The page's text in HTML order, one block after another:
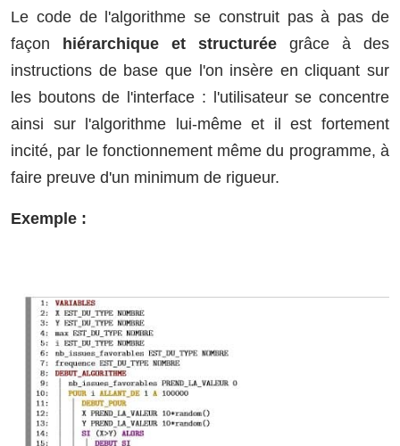
Le code de l'algorithme se construit pas à pas de
façon hiérarchique et structurée grâce à des
instructions de base que l'on insère en cliquant sur
les boutons de l'interface : l'utilisateur se concentre
ainsi sur l'algorithme lui-même et il est fortement
incité, par le fonctionnement même du programme, à
faire preuve d'un minimum de rigueur.
Exemple :